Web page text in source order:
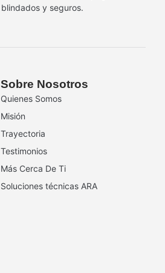
blindados y seguros.
Sobre Nosotros
Quienes Somos
Misión
Trayectoria
Testimonios
Más Cerca De Ti
Soluciones técnicas ARA